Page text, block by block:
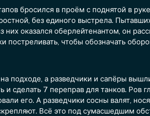
бросился в проём с поднятой в
без единого выстрела.
оказался оберлейтенантом, он
чтобы обозначать
а разведчики и сапёры
сделать 7 переправ для танков. Ров
его. А разведчики сосны валят,
Всё это под сумасшедшим